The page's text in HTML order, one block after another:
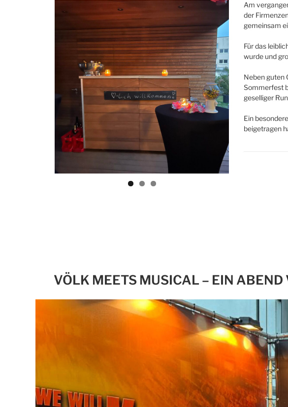
Am
der
gemeinsam
Für das
wurde und
Neben guten
Sommerfest
geselliger
Ein
beigetragen
VÖLK MEETS MUSICAL – EIN